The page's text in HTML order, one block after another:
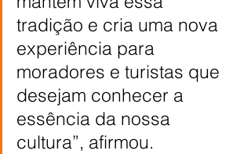
tradição e cria uma nova
experiência para
moradores e turistas que
desejam conhecer a
essência da nossa
cultura”, afirmou.